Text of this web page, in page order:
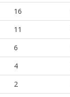
16
11
6
4
2